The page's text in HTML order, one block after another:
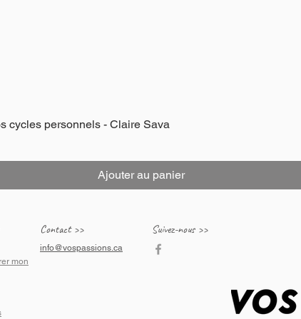
Aperçu rapide
cycles personnels - Claire Sava
Ajouter au panier
Contact >> Suivez-nous >>
mon
info@vospassions.ca